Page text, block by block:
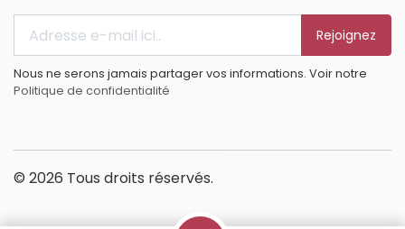
Rejoignez
Nous ne serons jamais partager vos informations. Voir notre
Politique de confidentialité
© 2026 Tous droits réservés.